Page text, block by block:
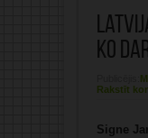
Ko
Rakstīt
Signe